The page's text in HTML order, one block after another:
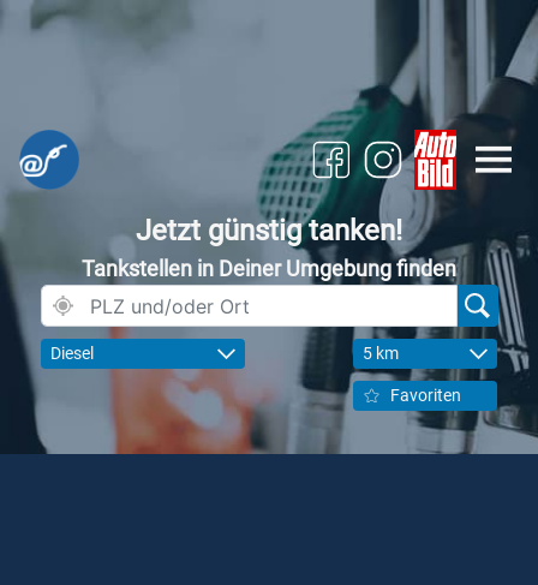
Jetzt günstig tanken!
Tankstellen in Deiner Umgebung finden
Diesel 5 km
Favoriten